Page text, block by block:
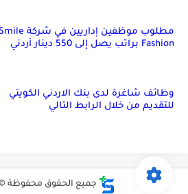
مطلوب موظفين إداريين في شركة Smile
Fashion براتب يصل إلى 550 دينار أردني
وظائف شاغرة لدى بنك الاردني الكويتي
للتقديم من خلال الرابط التالي
جميع الحقوق محفوظة